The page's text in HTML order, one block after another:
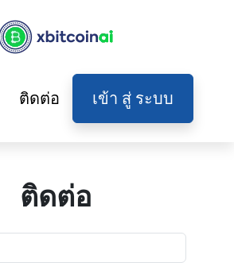
ติดต่อ เข้า สู่ ระบบ
ติดต่อ